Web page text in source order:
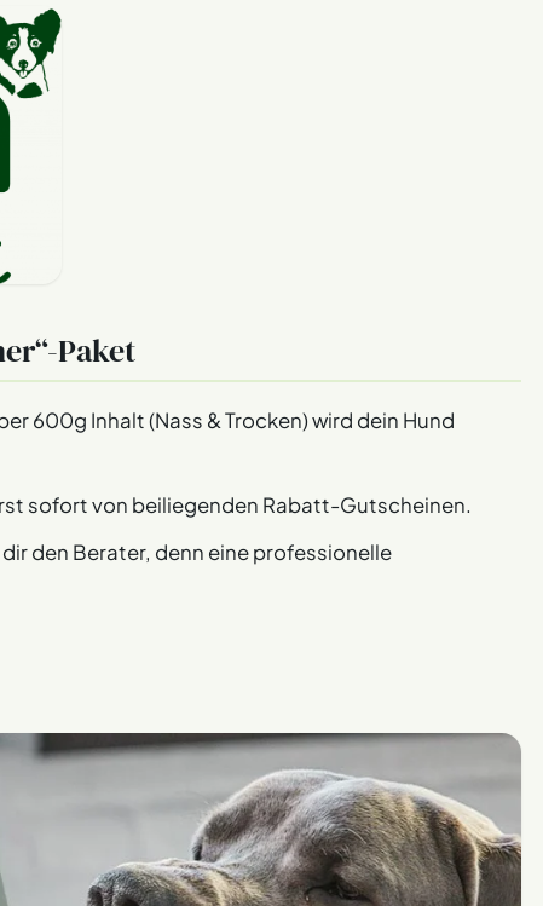
Paket
600g Inhalt (Nass & Trocken) wird dein Hund
sofort von beiliegenden Rabatt-Gutscheinen.
den Berater, denn eine professionelle